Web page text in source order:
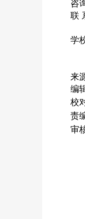
咨
联
学
来
编
校
责
审